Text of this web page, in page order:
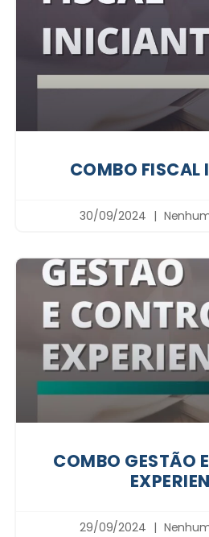
COMBO FISCAL
30/09/2024
COMBO GESTÃO
29/09/2024